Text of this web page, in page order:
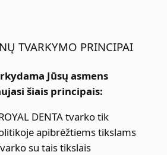
TVARKYMO PRINCIPAI
Jūsų asmens
šiais principais:
DENTA tvarko tik
apibrėžtiems tikslams
su tais tikslais